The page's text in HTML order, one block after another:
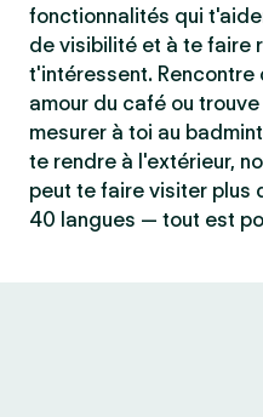
fonctionnalités qui
de visibilité et à te faire
t'intéressent.
amour du café ou
mesurer à toi au
te rendre à l'extérieur,
peut te faire visiter plus
40 langues — tout est